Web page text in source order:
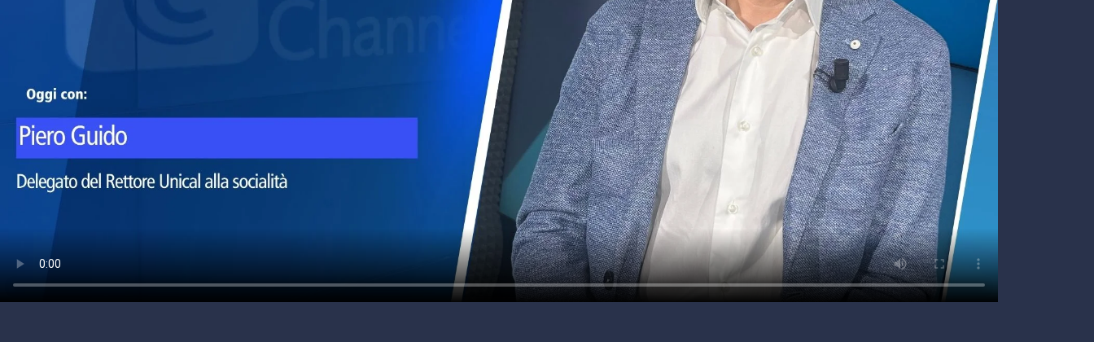
Network
laconair.it
lacitymag.it
ilreggino.it